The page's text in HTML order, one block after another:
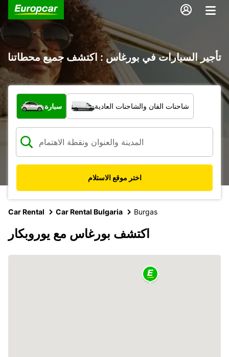
تأجير السيارات في بورغاس : اكتشف جميع محطاتنا
ما نوع المركبة؟
سيارة شاحنات الفان والشاحنات العادية
اختر موقع الاستلام
Car Rental Car Rental Bulgaria Burgas
اكتشف بورغاس مع يوروبكار